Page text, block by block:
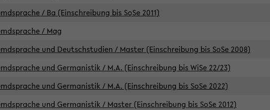
/ Ba (Einschreibung bis SoSe 2011)
/ Mag
und Deutschstudien / Master (Einschreibung bis SoSe 2008)
und Germanistik / M.A. (Einschreibung bis WiSe 22/23)
und Germanistik / M.A. (Einschreibung bis SoSe 2022)
und Germanistik / Master (Einschreibung bis SoSe 2012)